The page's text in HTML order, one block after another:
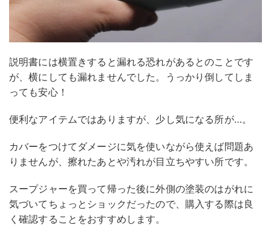
説明書には横置きすると漏れる恐れがあるとのことです
が、横にしても漏れませんでした。うっかり倒してしま
っても安心！
便利なアイテムではありますが、少し気になる所が…。
カバーをつけてダメージに気を使いながら使えば問題あ
りませんが、擦れたあとや汚れが目立ちやすい所です。
スープジャーを買って帰った後に外側の塗装のはがれに
気づいてちょっとショックだったので、購入する際は良
く確認することをおすすめします。